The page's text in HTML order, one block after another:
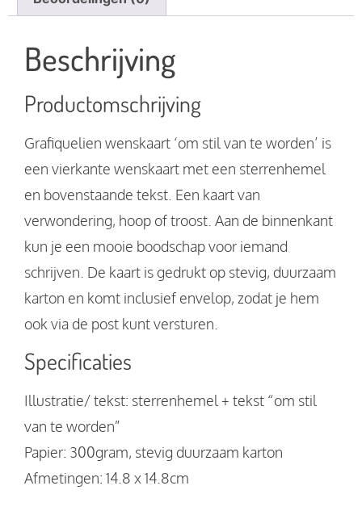
Beschrijving
Productomschrijving
Grafiquelien wenskaart ‘om stil van te worden’ is
een vierkante wenskaart met een sterrenhemel
en bovenstaande tekst. Een kaart van
verwondering, hoop of troost. Aan de binnenkant
kun je een mooie boodschap voor iemand
schrijven. De kaart is gedrukt op stevig, duurzaam
karton en komt inclusief envelop, zodat je hem
ook via de post kunt versturen.
Specificaties
Illustratie/ tekst: sterrenhemel + tekst “om stil
van te worden”
Papier: 300gram, stevig duurzaam karton
Afmetingen: 14.8 x 14.8cm